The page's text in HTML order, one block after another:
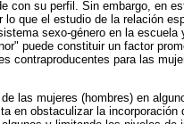
con su perfil. Sin embargo, en
lo que el estudio de la relación
sexo-género en la
puede constituir un factor
contraproducentes para las
las mujeres (hombres) en
en obstaculizar la